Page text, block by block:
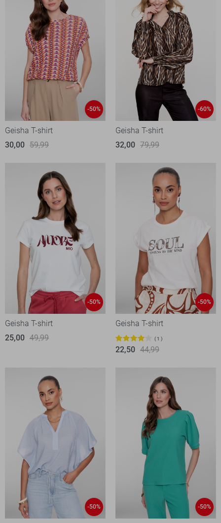
-50%
Geisha T-shirt
30,00 59,99
-60%
Geisha T-shirt
32,00 79,99
-50%
Geisha T-shirt
25,00 49,99
-50%
Geisha T-shirt
1
22,50 44,99
-50% -50%